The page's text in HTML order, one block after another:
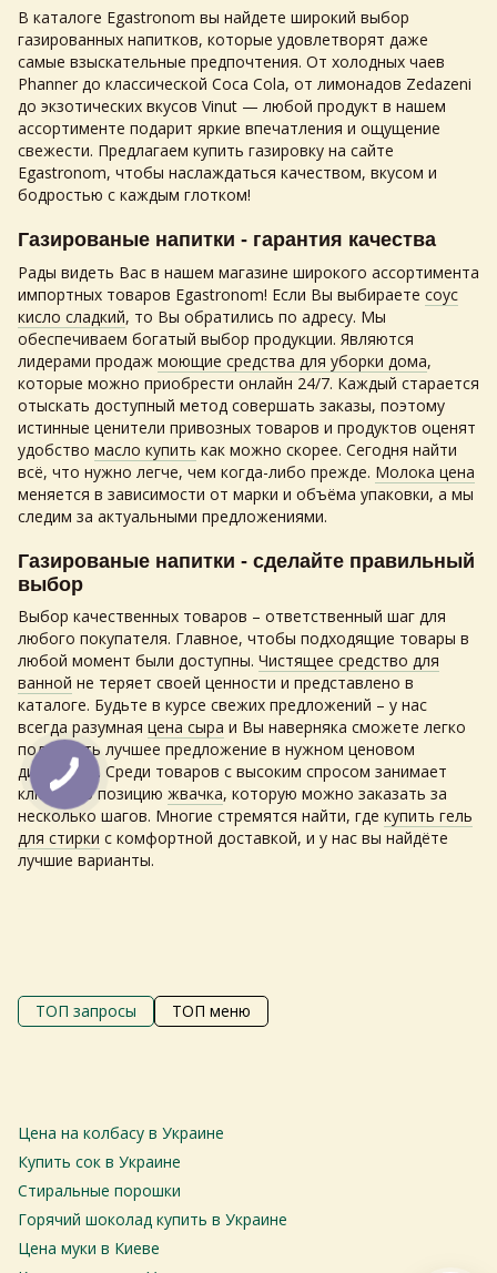
В каталоге Egastronom вы найдете широкий выбор
газированных напитков, которые удовлетворят даже
самые взыскательные предпочтения. От холодных чаев
Phanner до классической Coca Cola, от лимонадов Zedazeni
до экзотических вкусов Vinut — любой продукт в нашем
ассортименте подарит яркие впечатления и ощущение
свежести. Предлагаем купить газировку на сайте
Egastronom, чтобы наслаждаться качеством, вкусом и
бодростью с каждым глотком!
Газированые напитки - гарантия качества
Рады видеть Вас в нашем магазине широкого ассортимента
импортных товаров Egastronom! Если Вы выбираете соус
кисло сладкий, то Вы обратились по адресу. Мы
обеспечиваем богатый выбор продукции. Являются
лидерами продаж моющие средства для уборки дома,
которые можно приобрести онлайн 24/7. Каждый старается
отыскать доступный метод совершать заказы, поэтому
истинные ценители привозных товаров и продуктов оценят
удобство масло купить как можно скорее. Сегодня найти
всё, что нужно легче, чем когда-либо прежде. Молока цена
меняется в зависимости от марки и объёма упаковки, а мы
следим за актуальными предложениями.
Газированые напитки - сделайте правильный
выбор
Выбор качественных товаров – ответственный шаг для
любого покупателя. Главное, чтобы подходящие товары в
любой момент были доступны. Чистящее средство для
ванной не теряет своей ценности и представлено в
каталоге. Будьте в курсе свежих предложений – у нас
всегда разумная цена сыра и Вы наверняка сможете легко
подобрать лучшее предложение в нужном ценовом
диапазоне. Среди товаров с высоким спросом занимает
ключевую позицию жвачка, которую можно заказать за
несколько шагов. Многие стремятся найти, где купить гель
для стирки с комфортной доставкой, и у нас вы найдёте
лучшие варианты.
ТОП запросы ТОП меню
Цена на колбасу в Украине
Купить сок в Украине
Стиральные порошки
Горячий шоколад купить в Украине
Цена муки в Киеве
Дізнатись більше про самовивіз